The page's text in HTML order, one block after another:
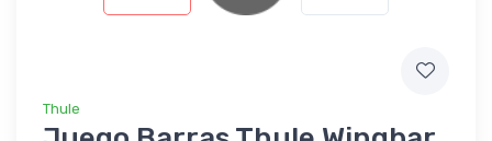
Thule